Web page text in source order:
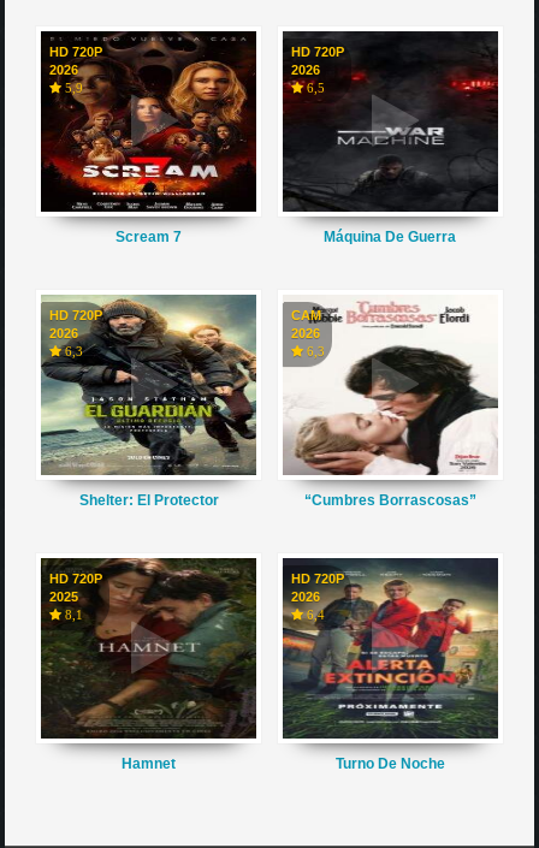
HD 720P
2026
5,9
Scream 7
HD 720P
2026
6,5
Máquina De Guerra
HD 720P
2026
6,3
Shelter: El Protector
CAM
2026
6,3
“Cumbres Borrascosas”
HD 720P
2025
8,1
Hamnet
HD 720P
2026
6,4
Turno De Noche